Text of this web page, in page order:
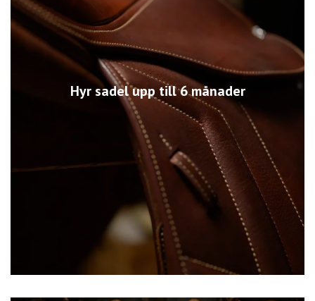
Hyr sadel upp till 6 månader